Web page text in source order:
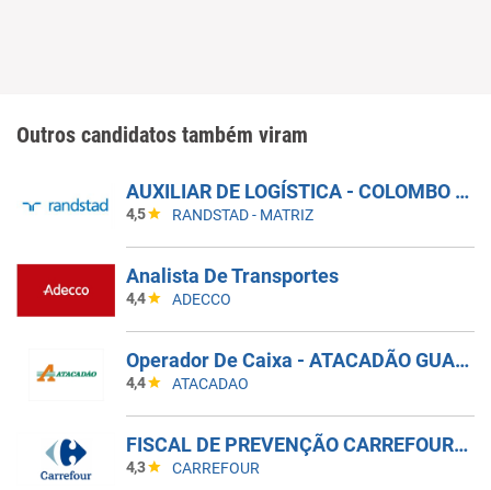
Outros candidatos também viram
AUXILIAR DE LOGÍSTICA - COLOMBO - PR
4,5 RANDSTAD - MATRIZ
Analista De Transportes
4,4 ADECCO
Operador De Caixa - ATACADÃO GUARULHOS BONSUCESSO
4,4 ATACADAO
FISCAL DE PREVENÇÃO CARREFOUR SHOPPING PAMPLONA
4,3 CARREFOUR